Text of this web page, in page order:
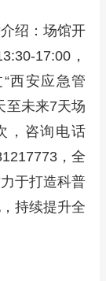
绍：场馆开
17:00，
西安应急管
至未来7天场
，咨询电话
，全
于打造科普
持续提升全